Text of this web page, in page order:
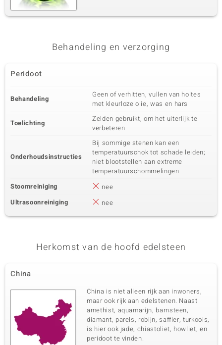
Behandeling en verzorging
Peridoot
Behandeling
Geen of verhitten, vullen van holtes
met kleurloze olie, was en hars
Toelichting
Zelden gebruikt, om het uiterlijk te
verbeteren
Onderhoudsinstructies
Bij sommige stenen kan een
temperatuurschok tot schade leiden;
niet blootstellen aan extreme
temperatuurschommelingen.
Stoomreiniging
nee
Ultrasoonreiniging
nee
Herkomst van de hoofd edelsteen
China
China is niet alleen rijk aan inwoners,
maar ook rijk aan edelstenen. Naast
amethist, aquamarijn, barnsteen,
diamant, parels, robijn, saffier, turkoois,
is hier ook jade, chiastoliet, howliet, en
peridoot te vinden.